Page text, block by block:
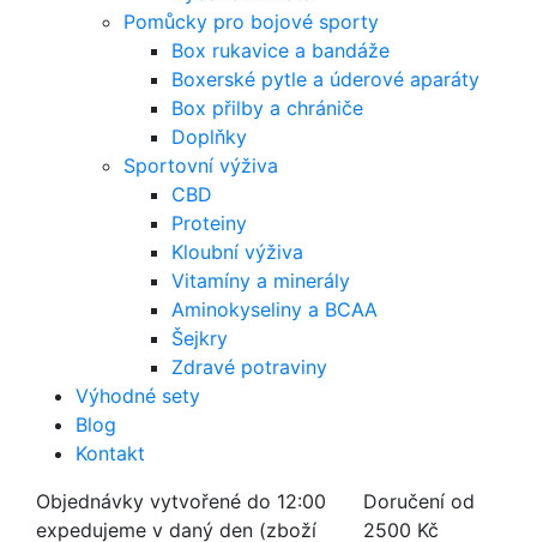
Pomůcky pro bojové sporty
Box rukavice a bandáže
Boxerské pytle a úderové aparáty
Box přilby a chrániče
Doplňky
Sportovní výživa
CBD
Proteiny
Kloubní výživa
Vitamíny a minerály
Aminokyseliny a BCAA
Šejkry
Zdravé potraviny
Výhodné sety
Blog
Kontakt
Objednávky vytvořené do 12:00
expedujeme v daný den (zboží
Doručení od
2500 Kč